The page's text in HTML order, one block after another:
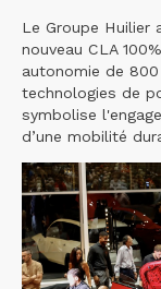
Le Groupe Huilier
nouveau CLA
autonomie de
technologies de
symbolise
d’une mobilité